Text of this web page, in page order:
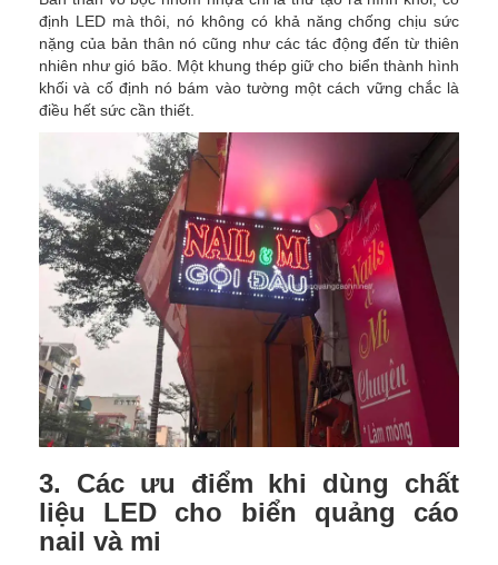
định LED mà thôi, nó không có khả năng chống chịu sức
nặng của bản thân nó cũng như các tác động đến từ thiên
nhiên như gió bão. Một khung thép giữ cho biển thành hình
khối và cố định nó bám vào tường một cách vững chắc là
điều hết sức cần thiết.
3. Các ưu điểm khi dùng chất
liệu LED cho biển quảng cáo
nail và mi